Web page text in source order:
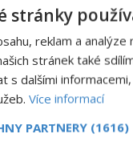
jej prohlásili za
se dočkal až po
vyhladili 100
polovinu
zaútočil jako
stránky
reklam a
stránek také
s dalšími
Více informací
PARTNERY